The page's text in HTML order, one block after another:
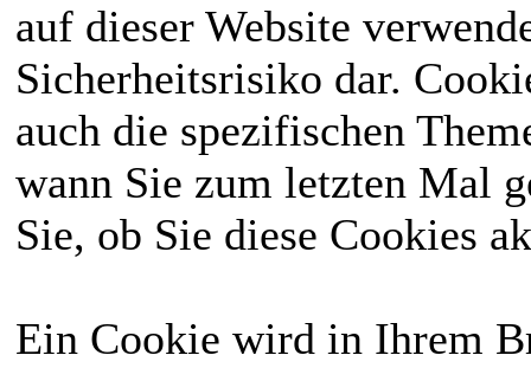
auf dieser Website
Sicherheitsrisiko dar.
auch die spezifischen
wann Sie zum letzten Mal
Sie, ob Sie diese Cookies
Ein Cookie wird in Ihrem